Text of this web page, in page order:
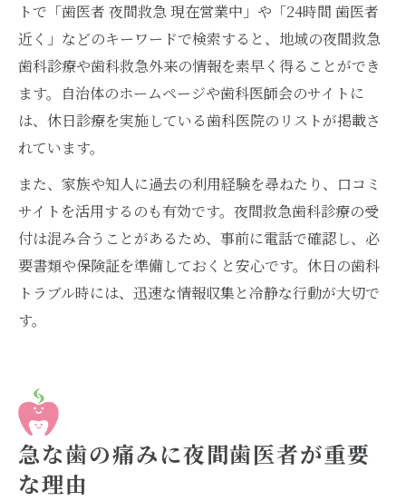
トで「歯医者 夜間救急 現在営業中」や「24時間 歯医者
近く」などのキーワードで検索すると、地域の夜間救急
歯科診療や歯科救急外来の情報を素早く得ることができ
ます。自治体のホームページや歯科医師会のサイトに
は、休日診療を実施している歯科医院のリストが掲載さ
れています。
また、家族や知人に過去の利用経験を尋ねたり、口コミ
サイトを活用するのも有効です。夜間救急歯科診療の受
付は混み合うことがあるため、事前に電話で確認し、必
要書類や保険証を準備しておくと安心です。休日の歯科
トラブル時には、迅速な情報収集と冷静な行動が大切で
す。
急な歯の痛みに夜間歯医者が重要
な理由